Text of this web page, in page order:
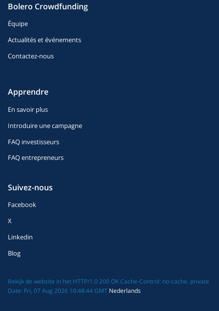
Bolero Crowdfunding
Équipe
Actualités et événements
Contactez-nous
Apprendre
En savoir plus
Introduire une campagne
FAQ investisseurs
FAQ entrepreneurs
Suivez-nous
Facebook
X
Linkedin
Blog
Bekijk de website in het HTTP/1.0 200 OK Cache-Control: no-cache, private
Date: Fri, 07 Aug 2026 10:48:44 GMT Nederlands